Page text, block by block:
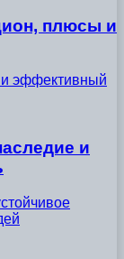
плюсы и
и эффективный
и